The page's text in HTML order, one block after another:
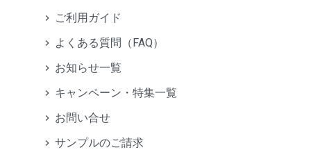
ご利用ガイド
よくある質問（FAQ）
お知らせ一覧
キャンペーン・特集一覧
お問い合せ
サンプルのご請求